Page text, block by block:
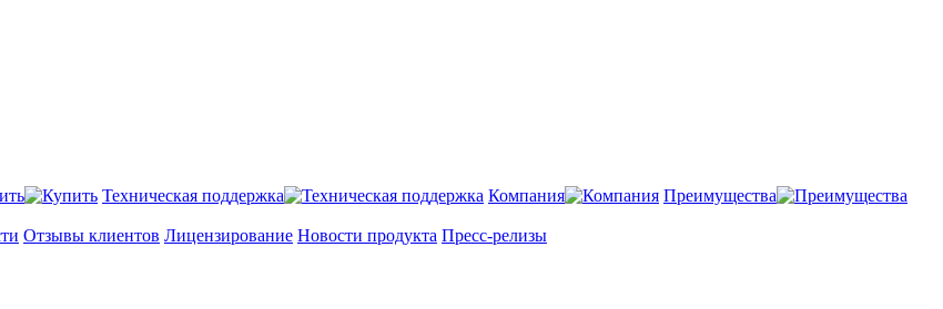
Техническая поддержка Компания
Преимущества
Отзывы клиентов Лицензирование Новости продукта Пресс-релизы